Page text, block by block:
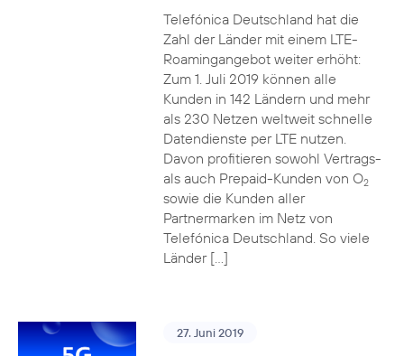
Telefónica Deutschland hat die
Zahl der Länder mit einem LTE-
Roamingangebot weiter erhöht:
Zum 1. Juli 2019 können alle
Kunden in 142 Ländern und mehr
als 230 Netzen weltweit schnelle
Datendienste per LTE nutzen.
Davon profitieren sowohl Vertrags-
als auch Prepaid-Kunden von O2
sowie die Kunden aller
Partnermarken im Netz von
Telefónica Deutschland. So viele
Länder […]
27. Juni 2019